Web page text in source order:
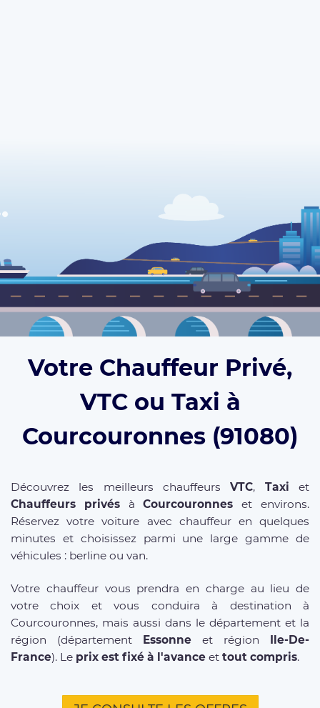
Votre Chauffeur Privé,
VTC ou Taxi à
Courcouronnes (91080)
Découvrez les meilleurs chauffeursVTC, Taxi et
Chauffeurs privésàCourcouronnes et environs.
Réservez votre voiture avec chauffeur en quelques
minutes et choisissez parmi une large gamme de
véhicules : berline ou van.
Votre chauffeur vous prendra en charge au lieu de
votre choix et vous conduira à destination à
Courcouronnes, mais aussi dans le département et la
région (département Essonne et région Ile-De-
France). Le prix est fixé à l'avance et tout compris.